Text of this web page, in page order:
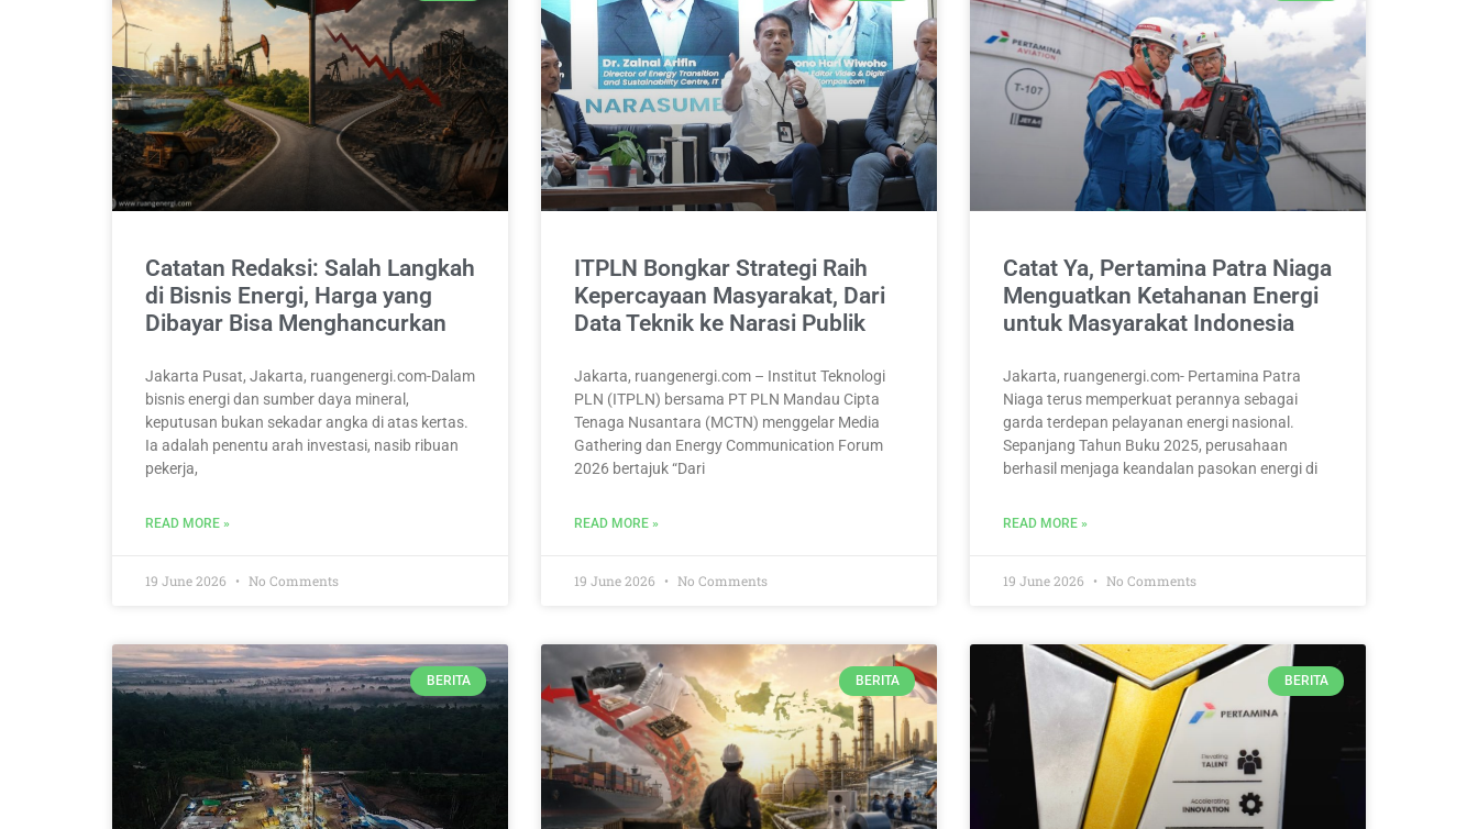
Catatan Redaksi: Salah Langkah
di Bisnis Energi, Harga yang
Dibayar Bisa Menghancurkan
Jakarta Pusat, Jakarta, ruangenergi.com-Dalam
bisnis energi dan sumber daya mineral,
keputusan bukan sekadar angka di atas kertas.
Ia adalah penentu arah investasi, nasib ribuan
pekerja,
READ MORE »
19 June 2026 No Comments
ITPLN Bongkar Strategi Raih
Kepercayaan Masyarakat, Dari
Data Teknik ke Narasi Publik
Jakarta, ruangenergi.com – Institut Teknologi
PLN (ITPLN) bersama PT PLN Mandau Cipta
Tenaga Nusantara (MCTN) menggelar Media
Gathering dan Energy Communication Forum
2026 bertajuk “Dari
READ MORE »
19 June 2026 No Comments
Catat Ya, Pertamina Patra Niaga
Menguatkan Ketahanan Energi
untuk Masyarakat Indonesia
Jakarta, ruangenergi.com- Pertamina Patra
Niaga terus memperkuat perannya sebagai
garda terdepan pelayanan energi nasional.
Sepanjang Tahun Buku 2025, perusahaan
berhasil menjaga keandalan pasokan energi di
READ MORE »
19 June 2026 No Comments
BERITA BERITA BERITA